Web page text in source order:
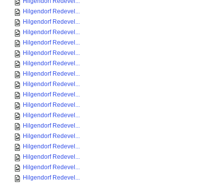
Hilgendorf Redevel...
Hilgendorf Redevel...
Hilgendorf Redevel...
Hilgendorf Redevel...
Hilgendorf Redevel...
Hilgendorf Redevel...
Hilgendorf Redevel...
Hilgendorf Redevel...
Hilgendorf Redevel...
Hilgendorf Redevel...
Hilgendorf Redevel...
Hilgendorf Redevel...
Hilgendorf Redevel...
Hilgendorf Redevel...
Hilgendorf Redevel...
Hilgendorf Redevel...
Hilgendorf Redevel...